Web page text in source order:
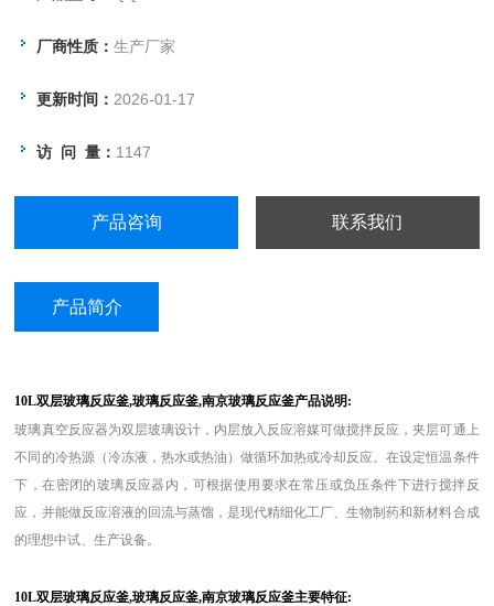
厂商性质：生产厂家
更新时间： 2026-01-17
访 问 量： 1147
产品咨询 联系我们
产品简介
10L双层玻璃反应釜,玻璃反应釜,南京玻璃反应釜产品说明:
玻璃真空反应器为双层玻璃设计，内层放入反应溶媒可做搅拌反应，夹层可通上
不同的冷热源（冷冻液，热水或热油）做循环加热或冷却反应。在设定恒温条件
下，在密闭的玻璃反应器内，可根据使用要求在常压或负压条件下进行搅拌反
应，并能做反应溶液的回流与蒸馏，是现代精细化工厂、生物制药和新材料合成
的理想中试、生产设备。
10L双层玻璃反应釜,玻璃反应釜,南京玻璃反应釜主要特征: